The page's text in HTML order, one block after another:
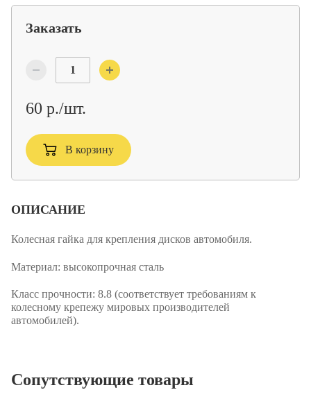
Заказать
60 р./шт.
В корзину
ОПИСАНИЕ
Колесная гайка для крепления дисков автомобиля.
Материал: высокопрочная сталь
Класс прочности: 8.8 (соответствует требованиям к
колесному крепежу мировых производителей
автомобилей).
Сопутствующие товары